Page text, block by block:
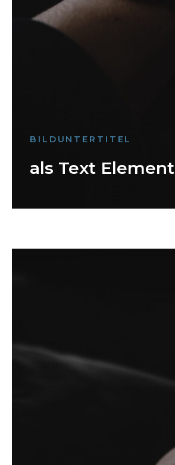
BILDUNTERTITEL
als Text Element